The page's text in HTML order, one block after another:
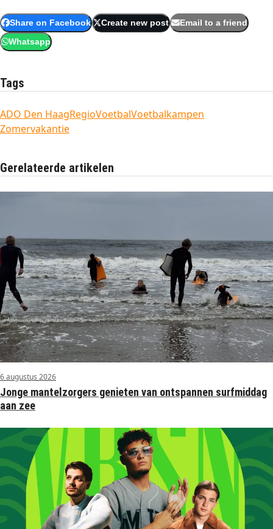
Share on Facebook Create new post Email to a friend
Whatsapp
Tags
ADO Den HaagRegioVoetbalVoetbalkampen
Zomervakantie
Gerelateerde artikelen
6 augustus 2026
Jonge mantelzorgers genieten van ontspannen surfmiddag
aan zee